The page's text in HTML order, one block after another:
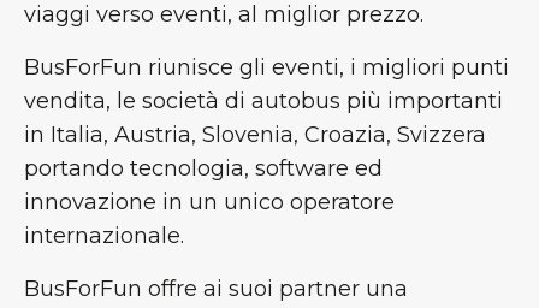
viaggi verso eventi, al miglior prezzo.
BusForFun riunisce gli eventi, i migliori punti
vendita, le società di autobus più importanti
in Italia, Austria, Slovenia, Croazia, Svizzera
portando tecnologia, software ed
innovazione in un unico operatore
internazionale.
BusForFun offre ai suoi partner una